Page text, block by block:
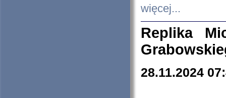
więcej...
Replika
28.11.2024